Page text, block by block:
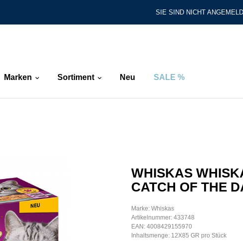
SIE SIND NICHT
Marken Sortiment Neu SALE %
WHISKAS
CATCH OF THE
Marke: Whiskas
Artikelnummer: 433748
EAN: 4008429155970
Inhaltsmenge: 12X85 GR pro Stück